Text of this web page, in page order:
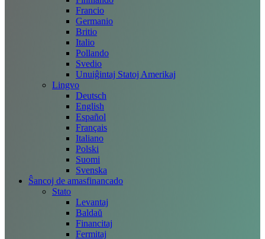
Francio
Germanio
Britio
Italio
Pollando
Svedio
Unuiĝintaj Statoj Amerikaj
Lingvo
Deutsch
English
Español
Français
Italiano
Polski
Suomi
Svenska
Ŝancoj de amasfinancado
Stato
Levantaj
Baldaŭ
Financitaj
Fermitaj